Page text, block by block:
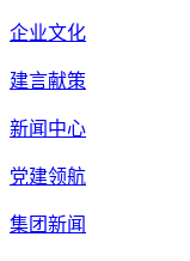
企业文化
建言献策
新闻中心
党建领航
集团新闻